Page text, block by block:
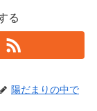
る
陽だまりの中で